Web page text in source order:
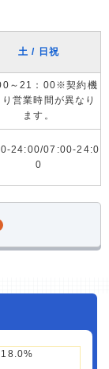
土 / 日祝
～21：00※契約機
り営業時間が異なり
ます。
24:00/07:00-24:0
0